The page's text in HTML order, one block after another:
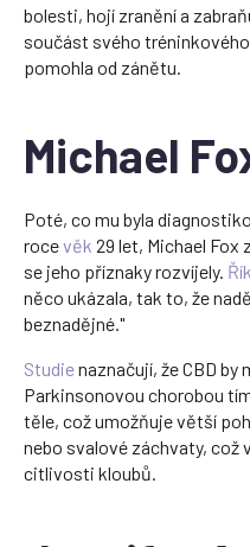
bolesti, hojí zranění a
součást svého
pomohla od zánětu.
Michael
Poté, co mu byla
rocevěk 29 let, Michael Fox
se jeho příznaky rozvíjely.
něco ukázala, tak to, že
beznadějné."
Studienaznačují, že CBD
Parkinsonovou chorobou
těle, což umožňuje větší
nebo svalové záchvaty, což
citlivosti kloubů.